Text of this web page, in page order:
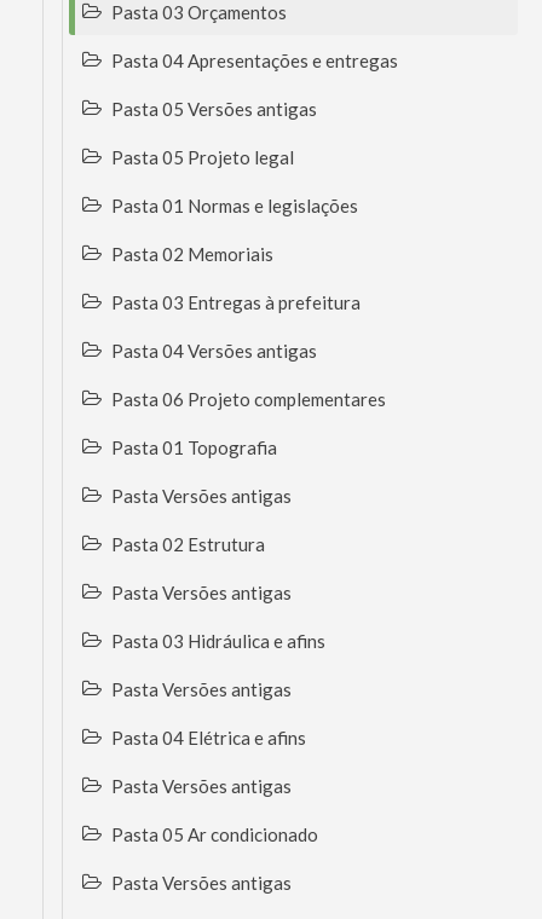
Pasta 03 Orçamentos
Pasta 04 Apresentações e entregas
Pasta 05 Versões antigas
Pasta 05 Projeto legal
Pasta 01 Normas e legislações
Pasta 02 Memoriais
Pasta 03 Entregas à prefeitura
Pasta 04 Versões antigas
Pasta 06 Projeto complementares
Pasta 01 Topografia
Pasta Versões antigas
Pasta 02 Estrutura
Pasta Versões antigas
Pasta 03 Hidráulica e afins
Pasta Versões antigas
Pasta 04 Elétrica e afins
Pasta Versões antigas
Pasta 05 Ar condicionado
Pasta Versões antigas